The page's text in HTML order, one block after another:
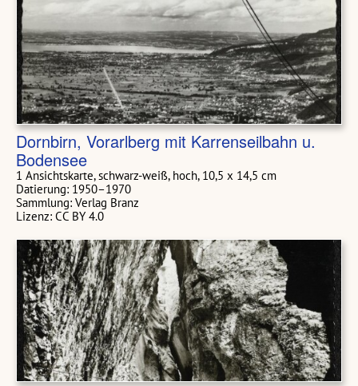
Dornbirn, Vorarlberg mit Karrenseilbahn u.
Bodensee
1 Ansichtskarte, schwarz-weiß, hoch, 10,5 x 14,5 cm
Datierung: 1950–1970
Sammlung: Verlag Branz
Lizenz: CC BY 4.0